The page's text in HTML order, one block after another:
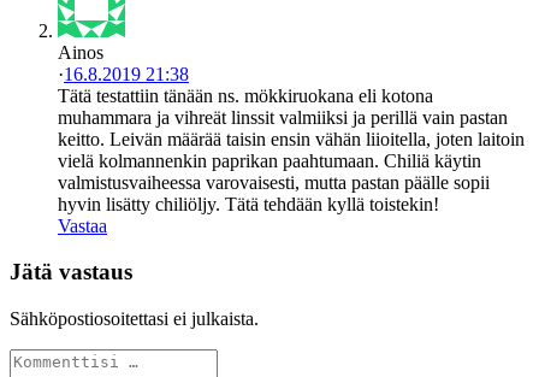
Ainos
·16.8.2019 21:38
Tätä testattiin tänään ns. mökkiruokana eli kotona
muhammara ja vihreät linssit valmiiksi ja perillä vain pastan
keitto. Leivän määrää taisin ensin vähän liioitella, joten laitoin
vielä kolmannenkin paprikan paahtumaan. Chiliä käytin
valmistusvaiheessa varovaisesti, mutta pastan päälle sopii
hyvin lisätty chiliöljy. Tätä tehdään kyllä toistekin!
Vastaa
Jätä vastaus
Sähköpostiosoitettasi ei julkaista.